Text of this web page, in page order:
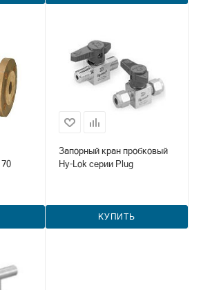
Запорный кран пробковый
Hy-Lok серии Plug
КУПИТЬ